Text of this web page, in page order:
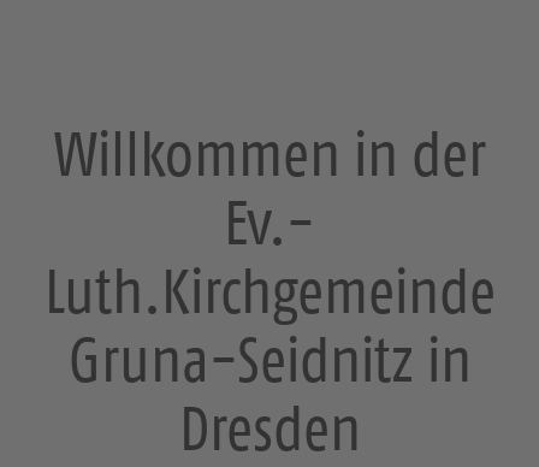
Willkommen in der
Ev.-
Luth.Kirchgemeinde
Gruna-Seidnitz in
Dresden